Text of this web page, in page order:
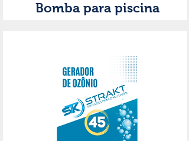
Bomba para piscina